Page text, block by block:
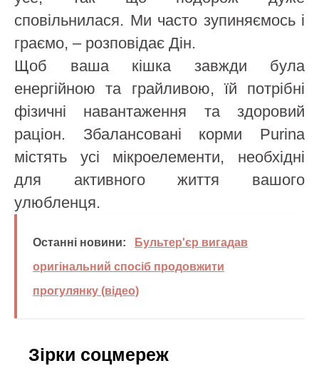
сповільнилася. Ми часто зупиняємось і
граємо, – розповідає Дін.
Щоб ваша кішка завжди була
енергійною та грайливою, їй потрібні
фізичні навантаження та здоровий
раціон. Збалансовані корми Purina
містять усі мікроелементи, необхідні
для активного життя вашого
улюбленця.
Останні новини:
Бультер'єр вигадав
оригінальний спосіб продовжити
прогулянку (відео)
Зірки соцмереж